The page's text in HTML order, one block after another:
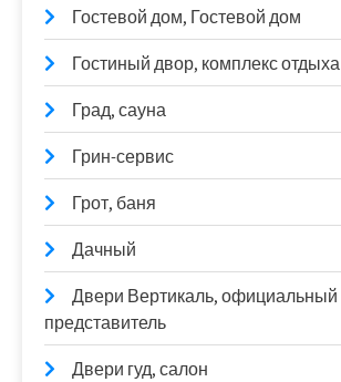
Гостевой дом, Гостевой дом
Гостиный двор, комплекс отдыха
Град, сауна
Грин-сервис
Грот, баня
Дачный
Двери Вертикаль, официальный
представитель
Двери гуд, салон